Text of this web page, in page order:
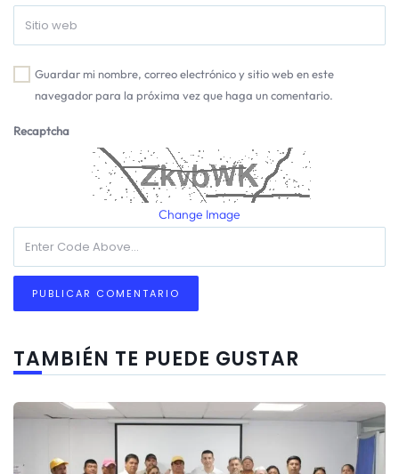
Guardar mi nombre, correo electrónico y sitio web en este
navegador para la próxima vez que haga un comentario.
Recaptcha
Change Image
TAMBIÉN TE PUEDE GUSTAR